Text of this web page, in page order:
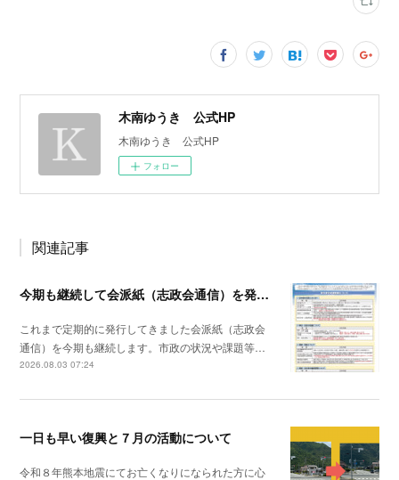
木南ゆうき 公式HP
木南ゆうき 公式HP
フォロー
関連記事
今期も継続して会派紙（志政会通信）を発行します
これまで定期的に発行してきました会派紙（志政会
通信）を今期も継続します。市政の状況や課題等…
2026.08.03 07:24
一日も早い復興と７月の活動について
令和８年熊本地震にてお亡くなりになられた方に心